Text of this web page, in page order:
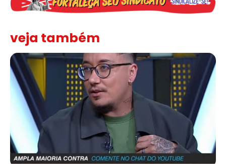
veja também
Solidariedade ao jornalista Caê Vasconcelos e repúdio aos